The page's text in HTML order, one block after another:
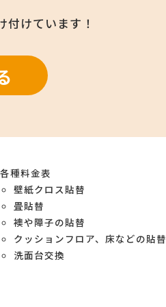
付けています！
各種料金表
壁紙クロス貼替
畳貼替
襖や障子の貼替
クッションフロア、床などの貼替
洗面台交換